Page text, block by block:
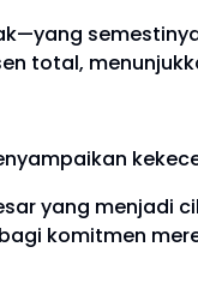
total,
yang menjadi
komitmen